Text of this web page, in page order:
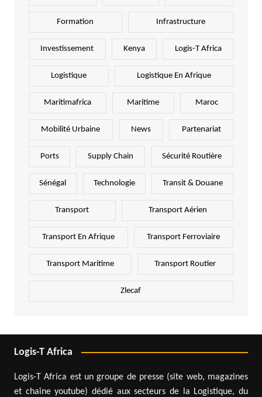
Formation Infrastructure
Investissement Kenya Logis-T Africa
Logistique Logistique En Afrique
Maritimafrica Maritime Maroc
Mobilité Urbaine News Partenariat
Ports Supply Chain Sécurité Routière
Sénégal Technologie Transit & Douane
Transport Transport Aérien
Transport En Afrique Transport Ferroviaire
Transport Maritime Transport Routier
Zlecaf
Logis-T Africa
Logis-T Africa est un groupe de presse (site web, magazines
et chaîne youtube) dédié aux secteurs de la Logistique, du